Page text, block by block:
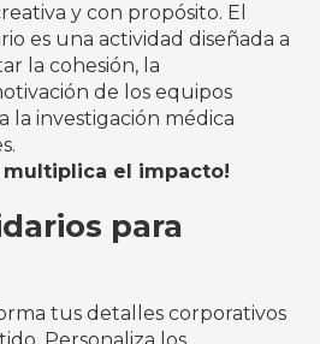
y con propósito. El
es una actividad diseñada a
la cohesión, la
de los equipos
la investigación médica
multiplica el impacto!
para
tus detalles corporativos